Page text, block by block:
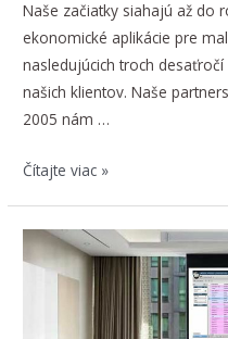
Naše začiatky siahajú až do
ekonomické aplikácie pre
nasledujúcich troch
našich klientov. Naše
2005 nám …
Oslavujeme
STEP
software
Čítajte viac »